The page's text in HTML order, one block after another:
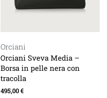
Orciani
Orciani Sveva Media –
Borsa in pelle nera con
tracolla
495,00€